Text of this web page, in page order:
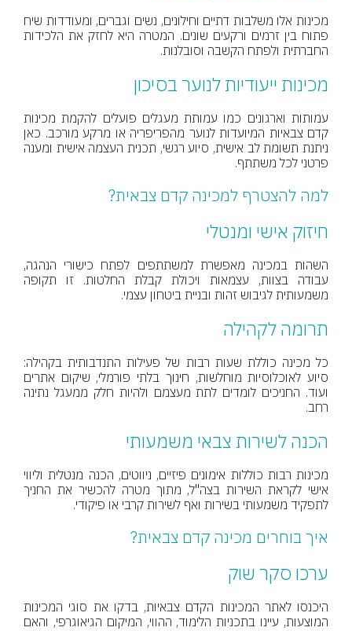
מכינות אלו משלבות דתיים וחילונים, נשים וגברים, ומעודדות שיח
פתוח בין זרמים ורקעים שונים. המטרה היא לחזק את הלכידות
החברתית ולפתח הקשבה וסובלנות.
מכינות ייעודיות לנוער בסיכון
עמותות וארגונים כמו עמותת מעגלים פועלים להקמת מכינות
קדם צבאיות המיועדות לנוער מהפריפריה או מרקע מורכב. כאן
ניתנת תשומת לב אישית, סיוע רגשי, תכנית העצמה אישית ומענה
פרטני לכל משתתף.
למה להצטרף למכינה קדם צבאית?
חיזוק אישי ומנטלי
השהות במכינה מאפשרת למשתתפים לפתח כישורי הנהגה,
עבודה בצוות, עצמאות ויכולת קבלת החלטות. זו תקופה
משמעותית לגיבוש זהות ובניית ביטחון עצמי.
תרומה לקהילה
כל מכינה כוללת שעות רבות של פעילות התנדבותית בקהילה:
סיוע לאוכלוסיות מוחלשות, חינוך בלתי פורמלי, שיקום אתרים
ועוד. החניכים לומדים לתת מעצמם ולהיות חלק ממעגל נתינה
רחב.
הכנה לשירות צבאי משמעותי
מכינות רבות כוללות אימונים פיזיים, ניווטים, הכנה מנטלית וליווי
אישי לקראת השירות בצה"ל, מתוך מטרה להכשיר את החניך
לתפקיד משמעותי בשירות ואף לשירות קרבי או פיקודי.
איך בוחרים מכינה קדם צבאית?
ערכו סקר שוק
היכנסו לאתר המכינות הקדם צבאיות, בדקו את סוגי המכינות
המוצעות, עיינו בתכניות הלימוד, ההווי, המיקום הגיאוגרפי, והאם